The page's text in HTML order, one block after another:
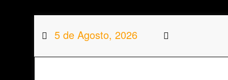
para
conteúdo
5 de Agosto, 2026